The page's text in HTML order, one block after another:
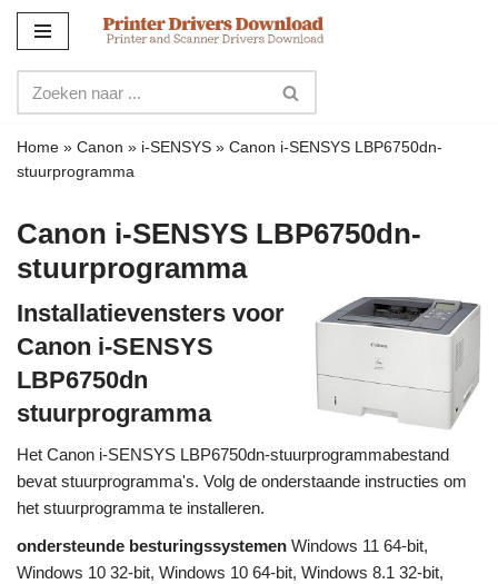
naar
de
inhoud
Home » Canon » i-SENSYS » Canon i-SENSYS LBP6750dn-
stuurprogramma
Canon i-SENSYS LBP6750dn-
stuurprogramma
Installatievensters voor
Canon i-SENSYS
LBP6750dn
stuurprogramma
Het Canon i-SENSYS LBP6750dn-stuurprogrammabestand
bevat stuurprogramma's. Volg de onderstaande instructies om
het stuurprogramma te installeren.
ondersteunde besturingssystemen Windows 11 64-bit,
Windows 10 32-bit, Windows 10 64-bit, Windows 8.1 32-bit,